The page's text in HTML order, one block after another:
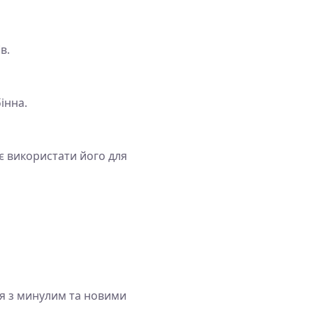
його для
з минулим та новими